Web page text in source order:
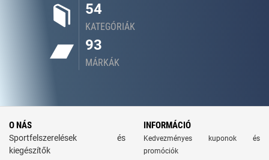
54
KATEGÓRIÁK
93
MÁRKÁK
O NÁS
Sportfelszerelések és
kiegészítők
INFORMÁCIÓ
Kedvezményes kuponok és
promóciók